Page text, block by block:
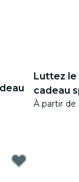
Luttez le
cadeau
À partir de